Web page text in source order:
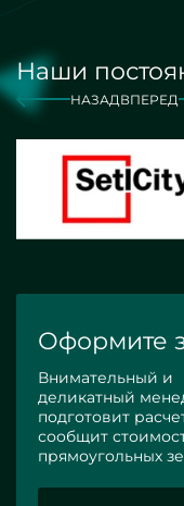
Наши
НАЗАД ВПЕРЕД
Оформите
Внимательный и
деликатный
подготовит
сообщит
прямоугольных